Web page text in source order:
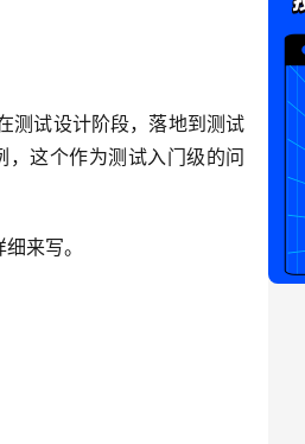
测试设计阶段，落地到测试
这个作为测试入门级的问
来写。